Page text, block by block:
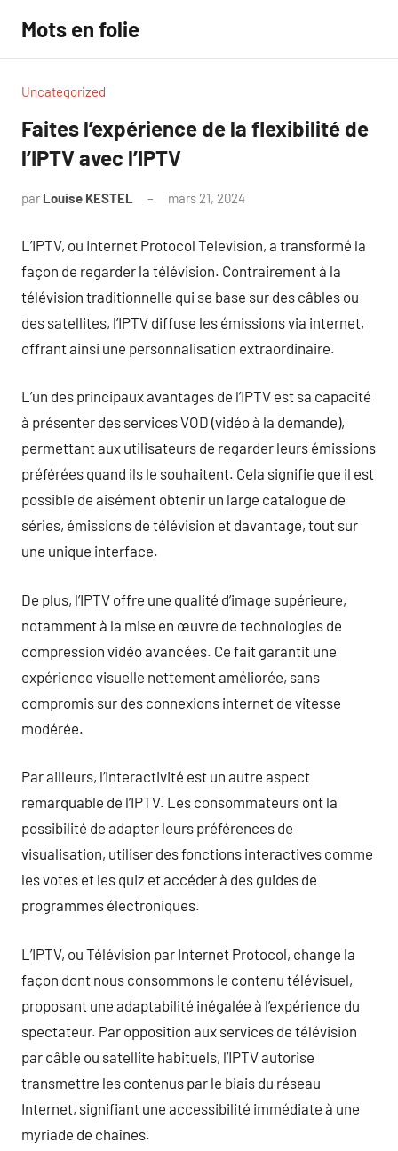
contenu
Mots en folie
Uncategorized
Faites l’expérience de la flexibilité de
l’IPTV avec l’IPTV
par Louise KESTEL mars 21, 2024
L’IPTV, ou Internet Protocol Television, a transformé la
façon de regarder la télévision. Contrairement à la
télévision traditionnelle qui se base sur des câbles ou
des satellites, l’IPTV diffuse les émissions via internet,
offrant ainsi une personnalisation extraordinaire.
L’un des principaux avantages de l’IPTV est sa capacité
à présenter des services VOD (vidéo à la demande),
permettant aux utilisateurs de regarder leurs émissions
préférées quand ils le souhaitent. Cela signifie que il est
possible de aisément obtenir un large catalogue de
séries, émissions de télévision et davantage, tout sur
une unique interface.
De plus, l’IPTV offre une qualité d’image supérieure,
notamment à la mise en œuvre de technologies de
compression vidéo avancées. Ce fait garantit une
expérience visuelle nettement améliorée, sans
compromis sur des connexions internet de vitesse
modérée.
Par ailleurs, l’interactivité est un autre aspect
remarquable de l’IPTV. Les consommateurs ont la
possibilité de adapter leurs préférences de
visualisation, utiliser des fonctions interactives comme
les votes et les quiz et accéder à des guides de
programmes électroniques.
L’IPTV, ou Télévision par Internet Protocol, change la
façon dont nous consommons le contenu télévisuel,
proposant une adaptabilité inégalée à l’expérience du
spectateur. Par opposition aux services de télévision
par câble ou satellite habituels, l’IPTV autorise
transmettre les contenus par le biais du réseau
Internet, signifiant une accessibilité immédiate à une
myriade de chaînes.